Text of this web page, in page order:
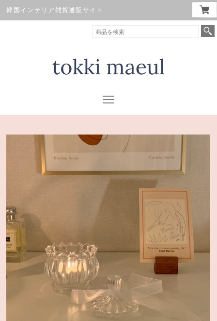
韓国インテリア雑貨通販サイト